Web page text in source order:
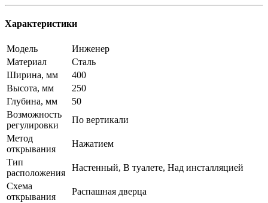
Характеристики
Модель
Инженер
Материал
Сталь
Ширина, мм
400
Высота, мм
250
Глубина, мм
50
Возможность
регулировки
По вертикали
Метод
открывания
Нажатием
Тип
расположения
Настенный, В туалете, Над инсталляцией
Схема
открывания
Распашная дверца